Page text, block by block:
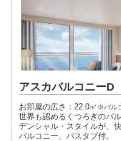
アスカバルコニーD
お部屋の広さ：22.0㎡ ※バル
世界も認めるくつろぎのバ
デンシャル・スタイルが、
バルコニー、バスタブ付。